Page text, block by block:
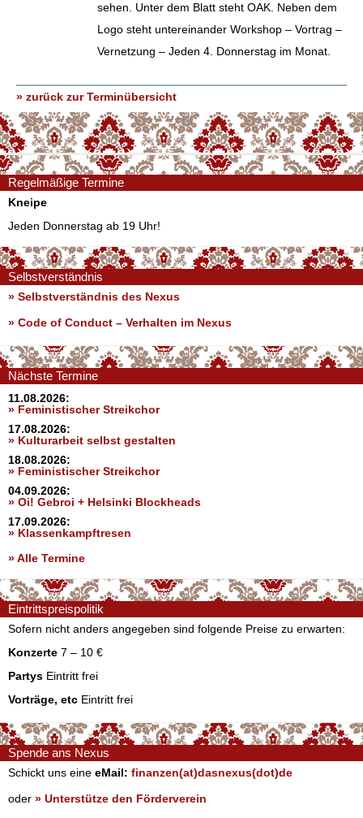
sehen. Unter dem Blatt steht OAK. Neben dem
Logo steht untereinander Workshop – Vortrag –
Vernetzung – Jeden 4. Donnerstag im Monat.
» zurück zur Terminübersicht
Regelmäßige Termine
Kneipe
Jeden Donnerstag ab 19 Uhr!
Selbstverständnis
» Selbstverständnis des Nexus
» Code of Conduct – Verhalten im Nexus
Nächste Termine
11.08.2026:
» Feministischer Streikchor
17.08.2026:
» Kulturarbeit selbst gestalten
18.08.2026:
» Feministischer Streikchor
04.09.2026:
» Oi! Gebroi + Helsinki Blockheads
17.09.2026:
» Klassenkampftresen
» Alle Termine
Eintrittspreispolitik
Sofern nicht anders angegeben sind folgende Preise zu erwarten:
Konzerte 7 – 10 €
Partys Eintritt frei
Vorträge, etc Eintritt frei
Spende ans Nexus
Schickt uns eine eMail: finanzen(at)dasnexus(dot)de
oder » Unterstütze den Förderverein